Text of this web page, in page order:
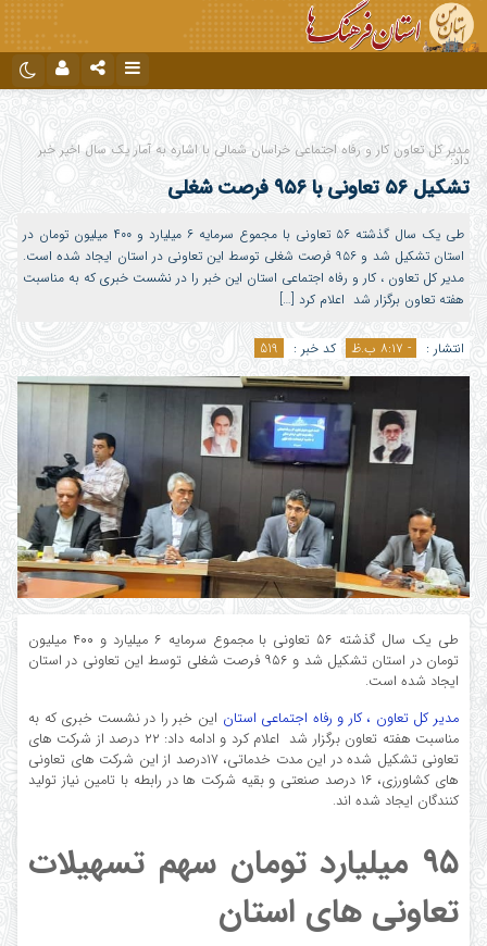
تلگرام نام کاربری یا نشانی ایمیل
رمز عبور
مرا به خاطر بسپار
مدیر کل تعاون کار و رفاه اجتماعی خراسان شمالی با اشاره به آمار یک سال اخیر خبر
داد:
تشکیل ۵۶ تعاونی با ۹۵۶ فرصت شغلی
طی یک سال گذشته ۵۶ تعاونی با مجموع سرمایه ۶ میلیارد و ۴۰۰ میلیون تومان در
استان تشکیل شد و ۹۵۶ فرصت شغلی توسط این تعاونی در استان ایجاد شده است.
مدیر کل تعاون ، کار و رفاه اجتماعی استان این خبر را در نشست خبری که به مناسبت
هفته تعاون برگزار شد اعلام کرد […]
انتشار : - ۸:۱۷ ب.ظ کد خبر : 519
طی یک سال گذشته ۵۶ تعاونی با مجموع سرمایه ۶ میلیارد و ۴۰۰ میلیون
تومان در استان تشکیل شد و ۹۵۶ فرصت شغلی توسط این تعاونی در استان
ایجاد شده است.
مدیر کل تعاون ، کار و رفاه اجتماعی استان این خبر را در نشست خبری که به
مناسبت هفته تعاون برگزار شد اعلام کرد و ادامه داد: ۲۲ درصد از شرکت های
تعاونی تشکیل شده در این مدت خدماتی، ۱۷درصد از این شرکت های تعاونی
های کشاورزی، ۱۶ درصد صنعتی و بقیه شرکت ها در رابطه با تامین نیاز تولید
کنندگان ایجاد شده اند.
۹۵ میلیارد تومان سهم تسهیلات
تعاونی های استان
دیدگاه های ارسال شده توسط شما، پس از تایید توسط تیم مدیریت در وب
منتشر خواهد شد.
پیام هایی که حاوی تهمت یا افترا باشد منتشر نخواهد شد.
پیام هایی که به غیر از زبان فارسی یا غیر مرتبط باشد منتشر نخواهد شد.